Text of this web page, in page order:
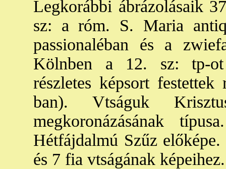
Legkorábbi ábrázolásaik
sz: a róm. S. Maria
passionaléban és a
Kölnben a 12. sz: tp-ot
részletes képsort
ban). Vtságuk
megkoronázásának
Hétfájdalmú Szűz
és 7 fia vtságának